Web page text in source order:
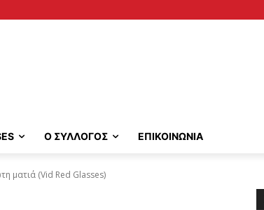
Ο ΣΥΛΛΟΓΟΣ ΕΠΙΚΟΙΝΩΝΙΑ
ματιά (Vid Red Glasses)